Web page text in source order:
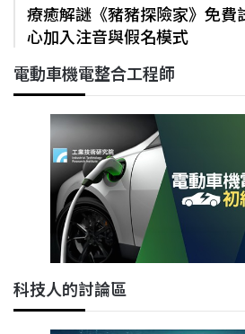
療癒解謎《豬豬探險家》免費
心加入注音與假名模式
電動車機電整合工程師
科技人的討論區